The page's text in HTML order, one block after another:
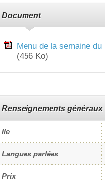
Document
Menu de la semaine du
(456 Ko)
Renseignements généraux
Ile
Langues parlées
Prix